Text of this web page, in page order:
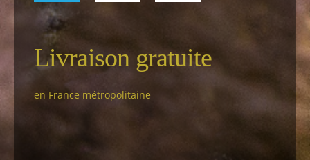
Livraison gratuite
en France métropolitaine